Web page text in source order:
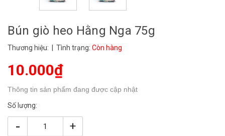
Bún giò heo Hằng Nga 75g
Thương hiệu: | Tình trạng: Còn hàng
10.000₫
Thông tin sản phẩm đang được cập nhật
Số lượng:
- +